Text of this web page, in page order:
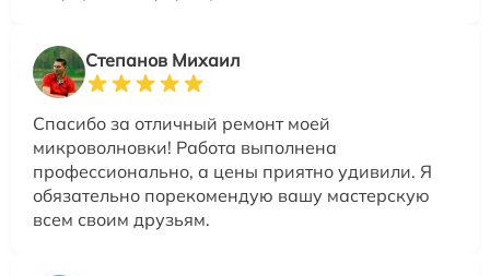
Степанов Михаил
Спасибо за отличный ремонт моей
микроволновки! Работа выполнена
профессионально, а цены приятно удивили. Я
обязательно порекомендую вашу мастерскую
всем своим друзьям.